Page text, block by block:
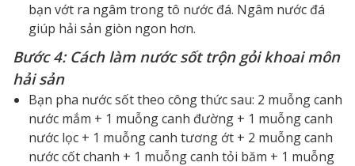
bạn vớt ra ngâm trong tô nước đá. Ngâm nước đá
giúp hải sản giòn ngon hơn.
Bước 4: Cách làm nước sốt trộn gỏi khoai môn
hải sản
Bạn pha nước sốt theo công thức sau: 2 muỗng canh
nước mắm + 1 muỗng canh đường + 1 muỗng canh
nước lọc + 1 muỗng canh tương ớt + 2 muỗng canh
nước cốt chanh + 1 muỗng canh tỏi băm + 1 muỗng